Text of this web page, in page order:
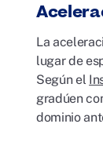
La
lugar de
Según el
gradúen
dominio